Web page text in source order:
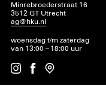
Minrebroederstraat 16
3512 GT Utrecht
ag@hku.nl
woensdag t/m zaterdag
van 13:00 – 18:00 uur